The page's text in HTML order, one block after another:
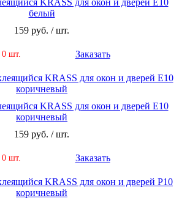
KRASS для окон и дверей Е10
белый
159 руб. / шт.
0 шт. Заказать
KRASS для окон и дверей Е10
коричневый
159 руб. / шт.
0 шт. Заказать